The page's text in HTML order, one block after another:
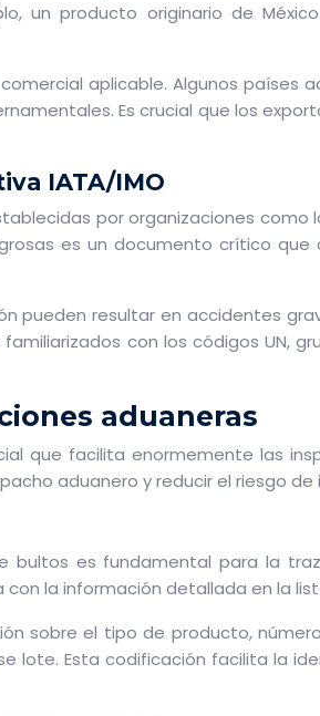
un producto originario de
aplicable. Algunos
Es crucial que los
IATA/IMO
por organizaciones como
es un documento crítico
pueden resultar en accidentes
con los códigos UN,
aduaneras
que facilita enormemente las
aduanero y reducir el riesgo de
es fundamental para la
la información detallada en la
sobre el tipo de producto,
lote. Esta codificación facilita la